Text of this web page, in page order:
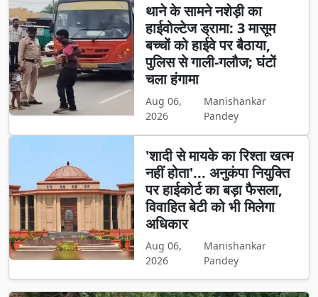
थाने के सामने नशेड़ी का
हाईवोल्टेज ड्रामा: 3 मासूम
बच्चों को हाईवे पर बैठाया,
पुलिस से गाली-गलौज; घंटों
चला हंगामा
Aug 06,
2026
Manishankar
Pandey
'शादी से मायके का रिश्ता खत्म
नहीं होता'... अनुकंपा नियुक्ति
पर हाईकोर्ट का बड़ा फैसला,
विवाहित बेटी को भी मिलेगा
अधिकार
Aug 06,
2026
Manishankar
Pandey